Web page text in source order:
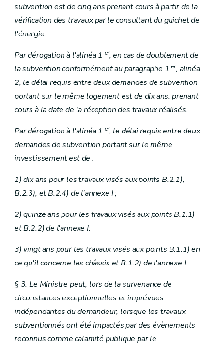
subvention est de cinq ans prenant cours à partir de la
vérification des travaux par le consultant du guichet de
l'énergie.
Par dérogation à l'alinéa 1 er, en cas de doublement de
la subvention conformément au paragraphe 1er, alinéa
2, le délai requis entre deux demandes de subvention
portant sur le même logement est de dix ans, prenant
cours à la date de la réception des travaux réalisés.
Par dérogation à l'alinéa 1 er, le délai requis entre deux
demandes de subvention portant sur le même
investissement est de :
1) dix ans pour les travaux visés aux points B.2.1),
B.2.3), et B.2.4) de l'annexe I ;
2) quinze ans pour les travaux visés aux points B.1.1)
et B.2.2) de l'annexe I;
3) vingt ans pour les travaux visés aux points B.1.1) en
ce qu'il concerne les châssis et B.1.2) de l'annexe I.
§ 3. Le Ministre peut, lors de la survenance de
circonstances exceptionnelles et imprévues
indépendantes du demandeur, lorsque les travaux
subventionnés ont été impactés par des évènements
reconnus comme calamité publique par le